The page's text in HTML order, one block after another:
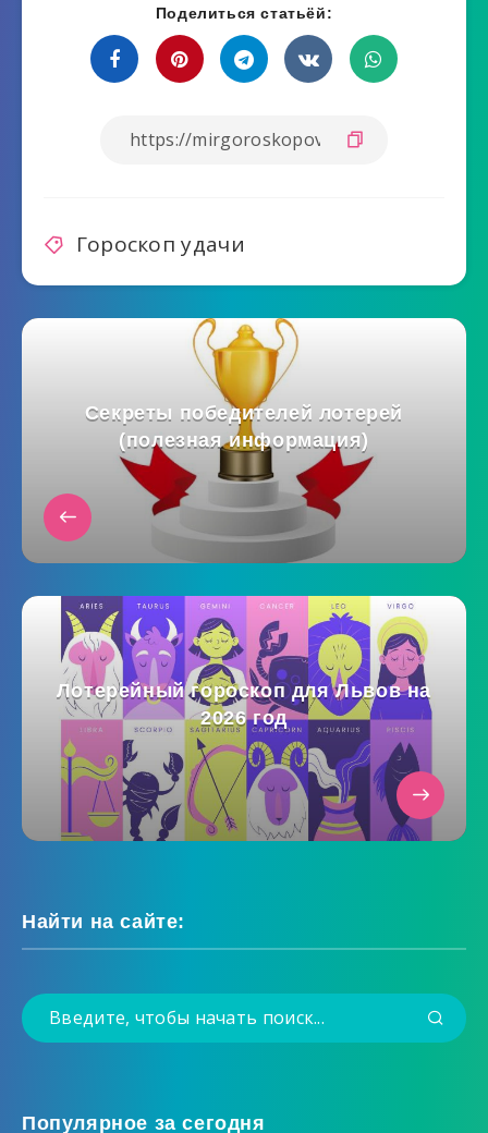
Поделиться статьёй:
Гороскоп удачи
Секреты победителей лотерей
(полезная информация)
Лотерейный гороскоп для Львов на
2026 год
Найти на сайте:
Популярное за сегодня